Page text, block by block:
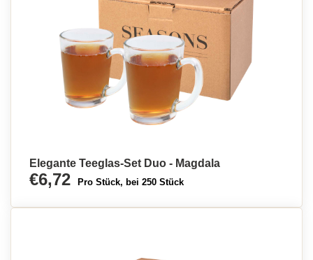
Elegante Teeglas-Set Duo - Magdala
€6,72 Pro Stück, bei 250 Stück